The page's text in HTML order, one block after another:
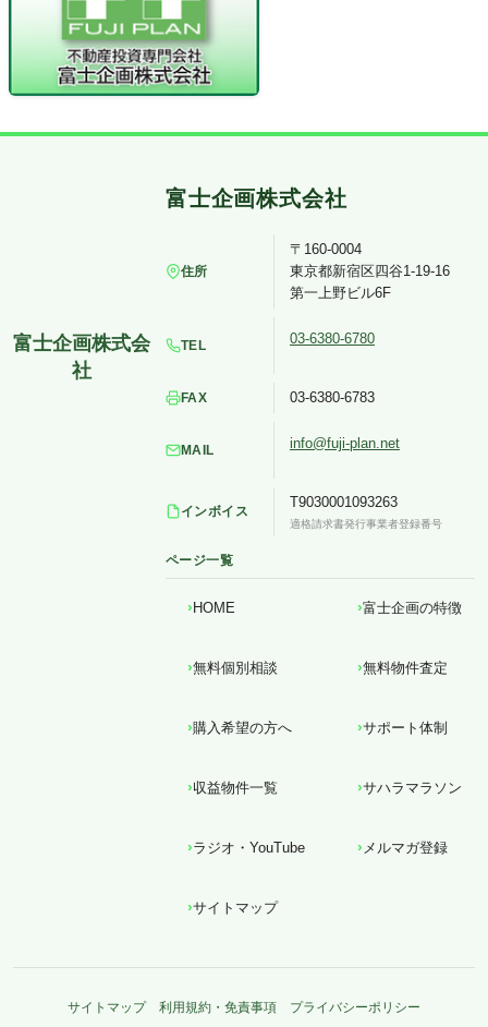
住所
〒160-0004
東京都新宿区四谷1-19-16
第一上野ビル6F
TEL 03-6380-6780
FAX 03-6380-6783
MAIL info@fuji-plan.net
インボイス
T9030001093263
適格請求書発行事業者登録番号
ページ一覧
HOME 富士企画の特徴
無料個別相談 無料物件査定
購入希望の方へ サポート体制
収益物件一覧 サハラマラソン
ラジオ・YouTube メルマガ登録
サイトマップ
サイトマップ 利用規約・免責事項 プライバシーポリシー